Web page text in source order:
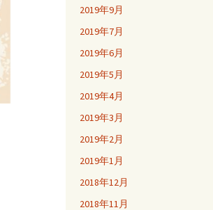
2019年9月
2019年7月
2019年6月
2019年5月
2019年4月
2019年3月
2019年2月
2019年1月
2018年12月
2018年11月